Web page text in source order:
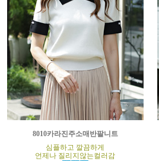
8010카라진주소매반팔니트
심플하고 깔끔하게
언제나 질리지않는컬러감